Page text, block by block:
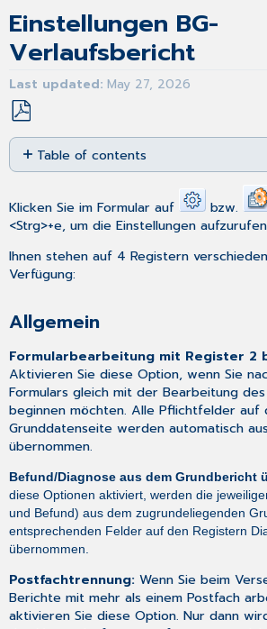
Einstellungen BG-
Verlaufsbericht
Last updated May 27, 2026
Save
as
PDF
Table of contents
Liquidation
MD-
Berichtsnummer
Klicken Sie im Formular auf bzw.
<Strg>+e, um die Einstellungen
Ihnen stehen auf 4 Registern
Verfügung:
Allgemein
Formularbearbeitung mit Register 2
Aktivieren Sie diese Option, wenn Sie
Formulars gleich mit der Bearbeitung
beginnen möchten. Alle Pflichtfelder auf
Grunddatenseite werden automatisch
übernommen.
Befund/Diagnose aus dem Grundbericht
diese Optionen aktiviert, werden die
und Befund) aus dem zugrundeliegenden
entsprechenden Felder auf den Registern
übernommen.
Postfachtrennung: Wenn Sie beim
Berichte mit mehr als einem Postfach
aktivieren Sie diese Option. Nur dann